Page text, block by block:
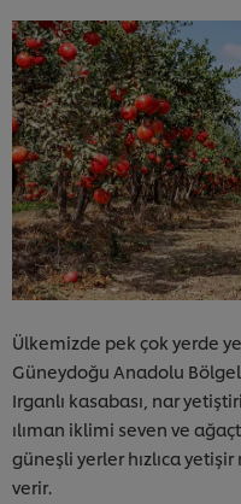
Ülkemizde pek çok yerde
Güneydoğu Anadolu
Irganlı kasabası, nar
ılıman iklimi seven ve
güneşli yerler hızlıca
verir.